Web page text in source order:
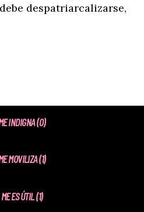
despatriarcalizarse,
INDIGNA(0)
MOVILIZA(1)
ME ES ÚTIL(1)